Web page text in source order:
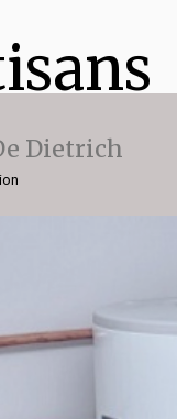
Dietrich